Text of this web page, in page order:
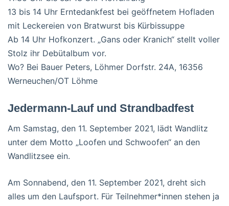
13 bis 14 Uhr Erntedankfest bei geöffnetem Hofladen
mit Leckereien von Bratwurst bis Kürbissuppe
Ab 14 Uhr Hofkonzert. „Gans oder Kranich“ stellt voller
Stolz ihr Debütalbum vor.
Wo? Bei Bauer Peters, Löhmer Dorfstr. 24A, 16356
Werneuchen/OT Löhme
Jedermann-Lauf und Strandbadfest
Am Samstag, den 11. September 2021, lädt Wandlitz
unter dem Motto „Loofen und Schwoofen“ an den
Wandlitzsee ein.
Am Sonnabend, den 11. September 2021, dreht sich
alles um den Laufsport. Für Teilnehmer*innen stehen ja